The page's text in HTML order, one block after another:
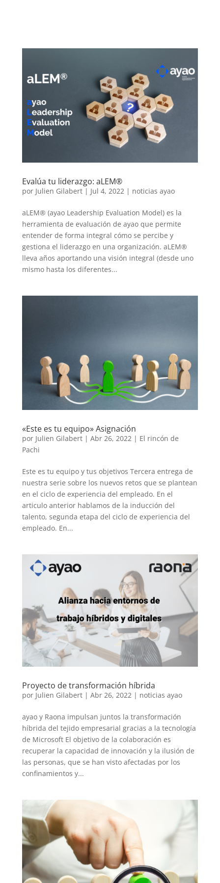
Evalúa tu liderazgo: aLEM®
por Julien Gilabert| Jul 4, 2022| noticias ayao
aLEM® (ayao Leadership Evaluation Model) es la
herramienta de evaluación de ayao que permite
entender de forma integral cómo se percibe y
gestiona el liderazgo en una organización. aLEM®
lleva años aportando una visión integral (desde uno
mismo hasta los diferentes...
«Este es tu equipo» Asignación
por Julien Gilabert| Abr 26, 2022 | El rincón de
Pachi
Este es tu equipo y tus objetivos Tercera entrega de
nuestra serie sobre los nuevos retos que se plantean
en el ciclo de experiencia del empleado. En el
articulo anterior hablamos de la inducción del
talento, segunda etapa del ciclo de experiencia del
empleado. En...
Proyecto de transformación híbrida
por Julien Gilabert| Abr 26, 2022| noticias ayao
ayao y Raona impulsan juntos la transformación
híbrida del tejido empresarial gracias a la tecnología
de Microsoft El objetivo de la colaboración es
recuperar la capacidad de innovación y la ilusión de
las personas, que se han visto afectadas por los
confinamientos y...